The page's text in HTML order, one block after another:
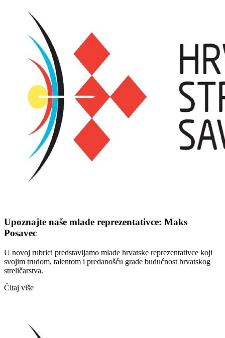
Upoznajte naše mlade reprezentativce: Maks
Posavec
U novoj rubrici predstavljamo mlade hrvatske reprezentativce koji
svojim trudom, talentom i predanošću grade budućnost hrvatskog
streličarstva.
Čitaj više